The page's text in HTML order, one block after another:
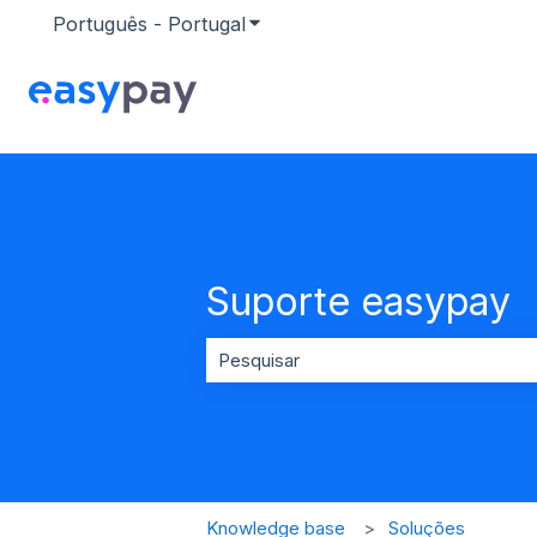
Português - PortugalMostrar submenu para
Suporte easypay
Knowledge base Soluções